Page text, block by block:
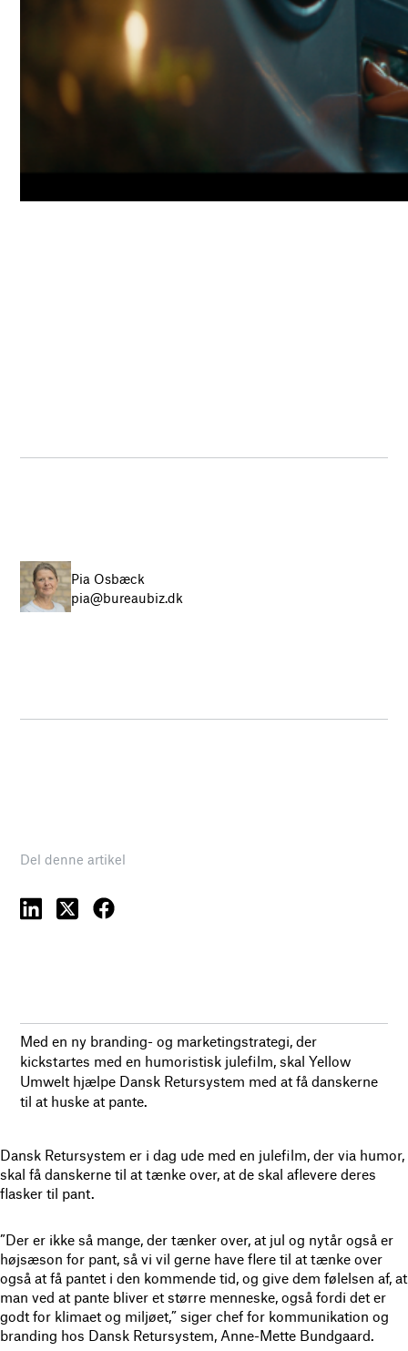
Pia Osbæck
pia@bureaubiz.dk
Del denne artikel
Med en ny branding- og marketingstrategi, der
kickstartes med en humoristisk julefilm, skal Yellow
Umwelt hjælpe Dansk Retursystem med at få danskerne
til at huske at pante.
Dansk Retursystem er i dag ude med en julefilm, der via humor,
skal få danskerne til at tænke over, at de skal aflevere deres
flasker til pant.
”Der er ikke så mange, der tænker over, at jul og nytår også er
højsæson for pant, så vi vil gerne have flere til at tænke over
også at få pantet i den kommende tid, og give dem følelsen af, at
man ved at pante bliver et større menneske, også fordi det er
godt for klimaet og miljøet,” siger chef for kommunikation og
branding hos Dansk Retursystem, Anne-Mette Bundgaard.